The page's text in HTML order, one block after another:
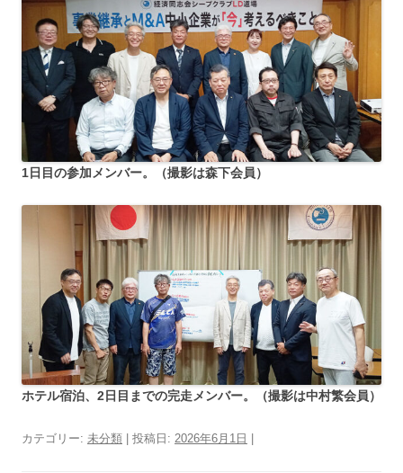
1日目の参加メンバー。（撮影は森下会員）
ホテル宿泊、2日目までの完走メンバー。（撮影は中村繁会員）
カテゴリー: 未分類 | 投稿日: 2026年6月1日 |